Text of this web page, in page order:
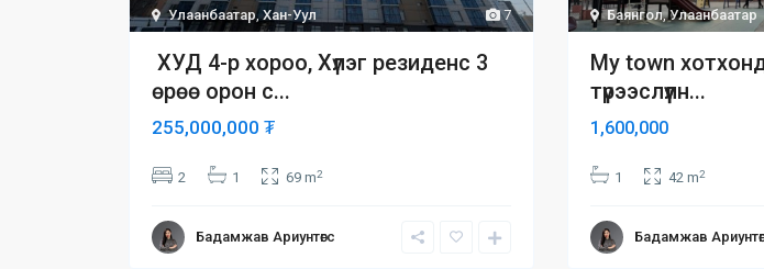
7
Улаанбаатар,Хан-Уул
ХУД 4-р хороо, Хүлэг резиденс 3
өрөө орон с...
255,000,000 ₮
2 1 69 m2
Бадамжав Ариунтөгс
Баянгол,Улаанбаатар
My town
түрээслүүлн...
1,600,000
1 42 m2
Бадамжав